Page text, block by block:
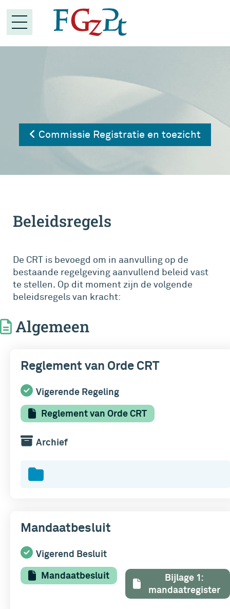
Commissie Registratie en toezicht
Beleidsregels
De CRT is bevoegd om in aanvulling op de
bestaande regelgeving aanvullend beleid vast
te stellen. Op dit moment zijn de volgende
beleidsregels van kracht:
Algemeen
Reglement van Orde CRT
Vigerende Regeling
Reglement van Orde CRT
Archief
Mandaatbesluit
Vigerend Besluit
Mandaatbesluit
Bijlage 1:
mandaatregister